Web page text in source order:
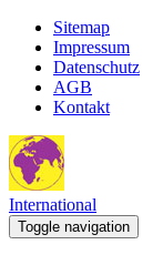
Sitemap
Impressum
Datenschutz
AGB
Kontakt
International
Toggle navigation